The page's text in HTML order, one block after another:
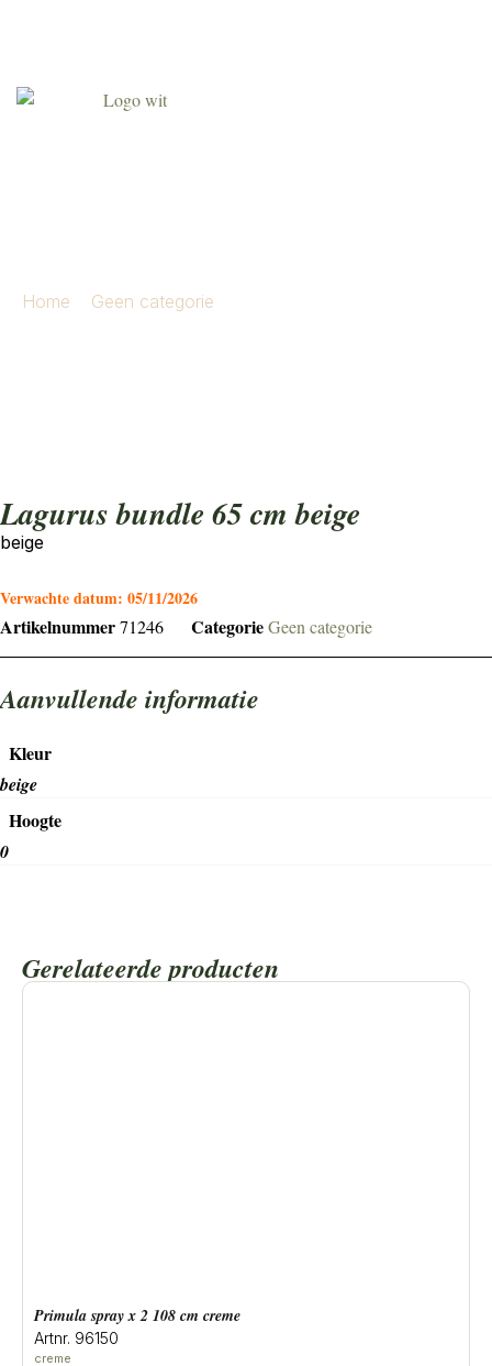
Home Geen categorie
lagurus bundle 65 cm beige
beige
Verwachte datum: 05/11/2026
Artikelnummer71246 CategorieGeen categorie
Aanvullende informatie
Kleur
beige
Hoogte
0
Gerelateerde producten
primula spray x 2 108 cm creme
Artnr. 96150
creme